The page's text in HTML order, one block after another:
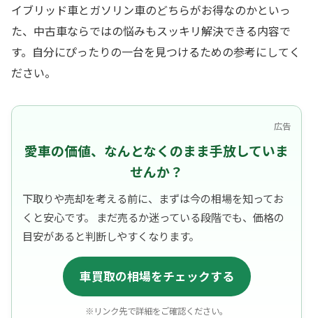
イブリッド車とガソリン車のどちらがお得なのかといっ
た、中古車ならではの悩みもスッキリ解決できる内容で
す。自分にぴったりの一台を見つけるための参考にしてく
ださい。
広告
愛車の価値、なんとなくのまま手放していま
せんか？
下取りや売却を考える前に、まずは今の相場を知ってお
くと安心です。 まだ売るか迷っている段階でも、価格の
目安があると判断しやすくなります。
車買取の相場をチェックする
※リンク先で詳細をご確認ください。